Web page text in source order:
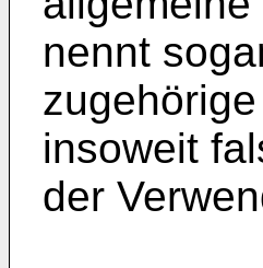
nennt
insoweit
der